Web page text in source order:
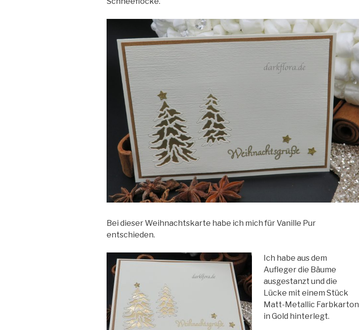
Bei dieser Weihnachtskarte habe ich mich für Vanille Pur
entschieden.
Ich habe aus dem
Aufleger die Bäume
ausgestanzt und die
Lücke mit einem Stück
Matt-Metallic Farbkarton
in Gold hinterlegt.